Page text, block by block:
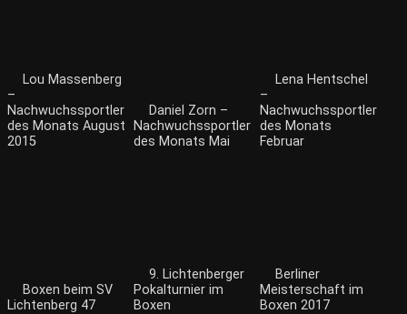
Lou Massenberg
–
Nachwuchssportler
des Monats August
2015
Daniel Zorn –
Nachwuchssportler
des Monats Mai
Lena Hentschel
–
Nachwuchssportler
des Monats
Februar
Boxen beim SV
Lichtenberg 47
9. Lichtenberger
Pokalturnier im
Boxen
Berliner
Meisterschaft im
Boxen 2017